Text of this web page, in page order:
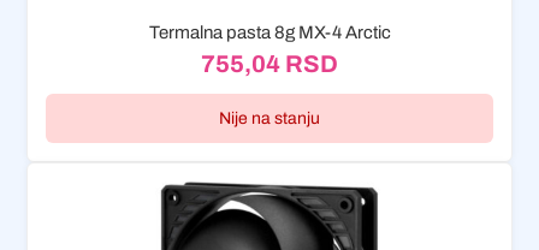
Termalna pasta 8g MX-4 Arctic
755,04 RSD
Nije na stanju